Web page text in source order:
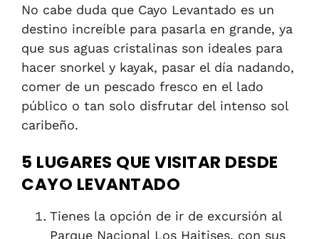
No cabe duda que Cayo Levantado es un
destino increíble para pasarla en grande, ya
que sus aguas cristalinas son ideales para
hacer snorkel y kayak, pasar el día nadando,
comer de un pescado fresco en el lado
público o tan solo disfrutar del intenso sol
caribeño.
5 LUGARES QUE VISITAR DESDE
CAYO LEVANTADO
Tienes la opción de ir de excursión al
Parque Nacional Los Haitises, con sus